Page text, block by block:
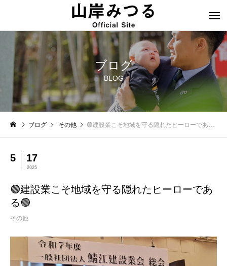
ブログ
BLOG
ブログ その他 🟢建設業こそ地域を守る隠れたヒーローである🟢
5 17
2025
🟢建設業こそ地域を守る隠れたヒーローであ
る🟢
その他